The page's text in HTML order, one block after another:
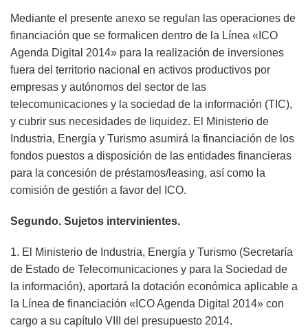
Mediante el presente anexo se regulan las operaciones de
financiación que se formalicen dentro de la Línea «ICO
Agenda Digital 2014» para la realización de inversiones
fuera del territorio nacional en activos productivos por
empresas y autónomos del sector de las
telecomunicaciones y la sociedad de la información (TIC),
y cubrir sus necesidades de liquidez. El Ministerio de
Industria, Energía y Turismo asumirá la financiación de los
fondos puestos a disposición de las entidades financieras
para la concesión de préstamos/leasing, así como la
comisión de gestión a favor del ICO.
Segundo. Sujetos intervinientes.
1. El Ministerio de Industria, Energía y Turismo (Secretaría
de Estado de Telecomunicaciones y para la Sociedad de
la información), aportará la dotación económica aplicable a
la Línea de financiación «ICO Agenda Digital 2014» con
cargo a su capítulo VIII del presupuesto 2014.